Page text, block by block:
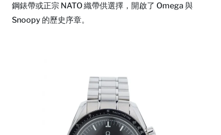
鋼錶帶或正宗 NATO 織帶供選擇，開啟了 Omega 與
Snoopy 的歷史序章。